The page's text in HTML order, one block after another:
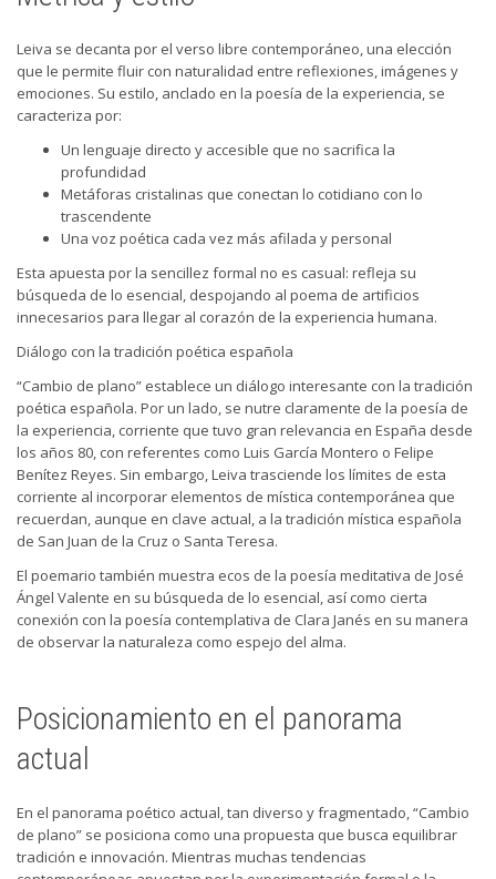
Leiva se decanta por el verso libre contemporáneo, una elección
que le permite fluir con naturalidad entre reflexiones, imágenes y
emociones. Su estilo, anclado en la poesía de la experiencia, se
caracteriza por:
Un lenguaje directo y accesible que no sacrifica la
profundidad
Metáforas cristalinas que conectan lo cotidiano con lo
trascendente
Una voz poética cada vez más afilada y personal
Esta apuesta por la sencillez formal no es casual: refleja su
búsqueda de lo esencial, despojando al poema de artificios
innecesarios para llegar al corazón de la experiencia humana.
Diálogo con la tradición poética española
“Cambio de plano” establece un diálogo interesante con la tradición
poética española. Por un lado, se nutre claramente de la poesía de
la experiencia, corriente que tuvo gran relevancia en España desde
los años 80, con referentes como Luis García Montero o Felipe
Benítez Reyes. Sin embargo, Leiva trasciende los límites de esta
corriente al incorporar elementos de mística contemporánea que
recuerdan, aunque en clave actual, a la tradición mística española
de San Juan de la Cruz o Santa Teresa.
El poemario también muestra ecos de la poesía meditativa de José
Ángel Valente en su búsqueda de lo esencial, así como cierta
conexión con la poesía contemplativa de Clara Janés en su manera
de observar la naturaleza como espejo del alma.
Posicionamiento en el panorama
actual
En el panorama poético actual, tan diverso y fragmentado, “Cambio
de plano” se posiciona como una propuesta que busca equilibrar
tradición e innovación. Mientras muchas tendencias